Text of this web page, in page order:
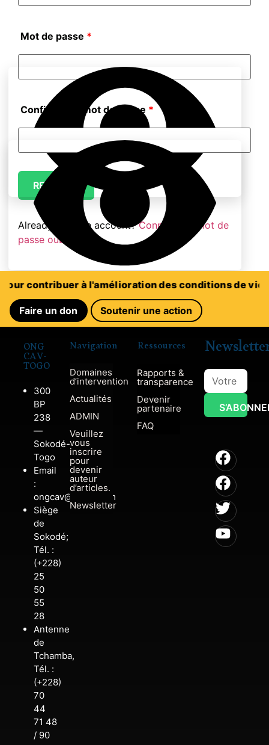
Mot de passe *
Confirmer le mot de passe *
Already have an account?Connexion
Mot de
passe oublié
Rejoignez‑nous pour changer des vies
à l'amélioration des conditions de vie de la
Faire un don Soutenir une action
300
BP
238
—
Sokodé-
Togo
Email
:
ongcav@gmail.com
Siège
de
Sokodé;
Tél. :
(+228)
25
50
55
28
Antenne
de
Tchamba,
Tél. :
(+228)
70
44
71 48
/ 90
ONG
CAV-
TOGO
Navigation
Domaines
d’intervention
Actualités
ADMIN
Veuillez
vous
inscrire
pour
devenir
auteur
d’articles.
Newsletter
Ressources
Rapports &
transparence
Devenir
partenaire
FAQ
Adresse e-mail